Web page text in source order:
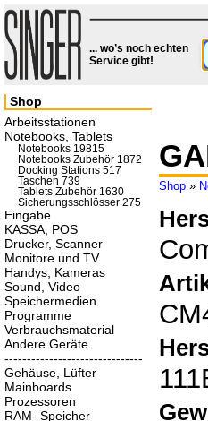
... wo’s noch echten
Service gibt!
Shop »
Shop
Arbeitsstationen
Notebooks, Tablets
Notebooks 19815
Notebooks Zubehör 1872
Docking Stations 517
Taschen 739
Tablets Zubehör 1630
Sicherungsschlösser 275
Eingabe
KASSA, POS
Drucker, Scanner
Monitore und TV
Handys, Kameras
Sound, Video
Speichermedien
Programme
Verbrauchsmaterial
Andere Geräte
-------------------------------
Gehäuse, Lüfter
Mainboards
Prozessoren
RAM- Speicher